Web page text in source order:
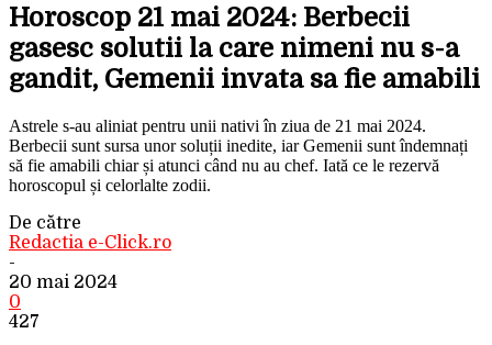
Horoscop 21 mai 2024: Berbecii
gasesc solutii la care nimeni nu s-a
gandit, Gemenii invata sa fie amabili
Astrele s-au aliniat pentru unii nativi în ziua de 21 mai 2024.
Berbecii sunt sursa unor soluții inedite, iar Gemenii sunt îndemnați
să fie amabili chiar și atunci când nu au chef. Iată ce le rezervă
horoscopul și celorlalte zodii.
De către
Redactia e-Click.ro
-
20 mai 2024
0
427